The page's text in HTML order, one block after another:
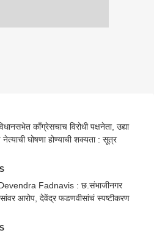
काँग्रेसचाच विरोधी पक्षनेता, उद्या
नेत्याची घोषणा होण्याची शक्यता : सूत्र
Fadnavis : छ.संभाजीनगर
आरोप, देवेंद्र फडणवीसांचं स्पष्टीकरण